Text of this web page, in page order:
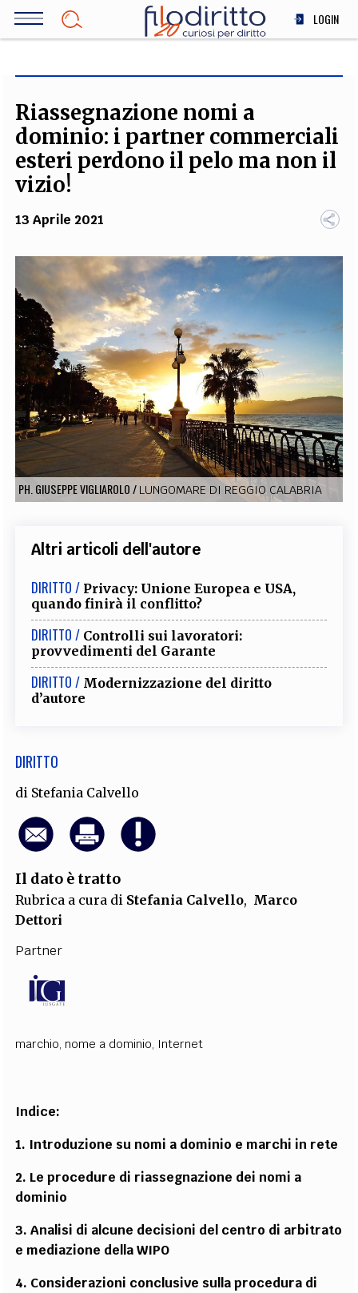
Salta
LOGIN
SOCIETÀ
MEDICINA
SCIENZA
STORIA E FILOSOFIA
TEAM
FILODIRITTO REDAZIONE COMITATO SCIENTIFICO
FOTOGRAFI
PARTNER COLLABORA CON NOI
EXTRA
CODICI RUBRICHE LIBRI PROCEEDINGS PUBBLICITÀ CONTATTI
SOCIAL MEDIA
Riassegnazione nomi a
dominio: i partner commerciali
esteri perdono il pelo ma non il
vizio!
13 Aprile 2021
PH. GIUSEPPE VIGLIAROLO/ LUNGOMARE DI REGGIO CALABRIA
Altri articoli dell'autore
DIRITTO / Privacy: Unione Europea e USA,
quando finirà il conflitto?
DIRITTO / Controlli sui lavoratori:
provvedimenti del Garante
DIRITTO / Modernizzazione del diritto
d’autore
DIRITTO
di Stefania Calvello
Il dato è tratto
Rubrica a cura di Stefania Calvello, Marco
Dettori
Partner
marchio, nome a dominio, Internet
Indice:
1. Introduzione su nomi a dominio e marchi in rete
2. Le procedure di riassegnazione dei nomi a
dominio
3. Analisi di alcune decisioni del centro di arbitrato
e mediazione della WIPO
4. Considerazioni conclusive sulla procedura di